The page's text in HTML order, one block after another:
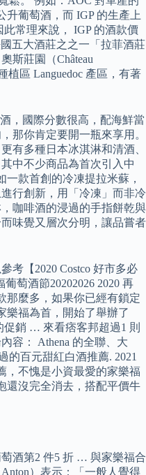
升葡萄酒，而 IGP 的生產上
常理來說， IGP 的酒款價
五大酒莊之之一「拉菲酒莊
奧斯莊園（Château
植區 Languedoc 產區，有著
，國際分數很高，配海鮮當
那你肯定要開一瓶來享用。
有多種日本冰淇淋和清酒、
中不少商品為首次引入中
一款首創的冷凍提拉米蘇，
行創新，用「冷凍」而非冷
咖啡酒的浸過的手指餅乾與
味覺又層次分明，讓品嘗者
考【2020 Costco 好市多必
萄酒節20202026 2020 再
那麼多，如果你已經有鎖定
樂福為首，開始了舉辦了
促銷 … 來看痞客邦超過1 則
容： Athena 的全聯、大
的百元甜紅白酒推薦. 2021
，不愧是小資最愛的家樂福
還沒完全消去，搭配平價牛
酒第2 件5 折 … 與家樂福合
）表示：「一般人覺得